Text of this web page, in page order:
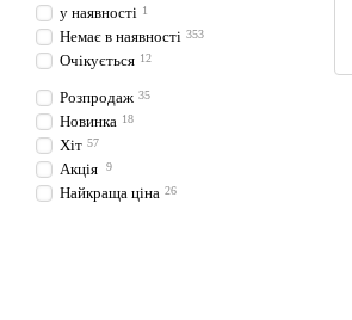
у наявності 1
Немає в наявності 353
Очікується 12
Розпродаж 35
Новинка 18
Хіт 57
Акція 9
Найкраща ціна 26